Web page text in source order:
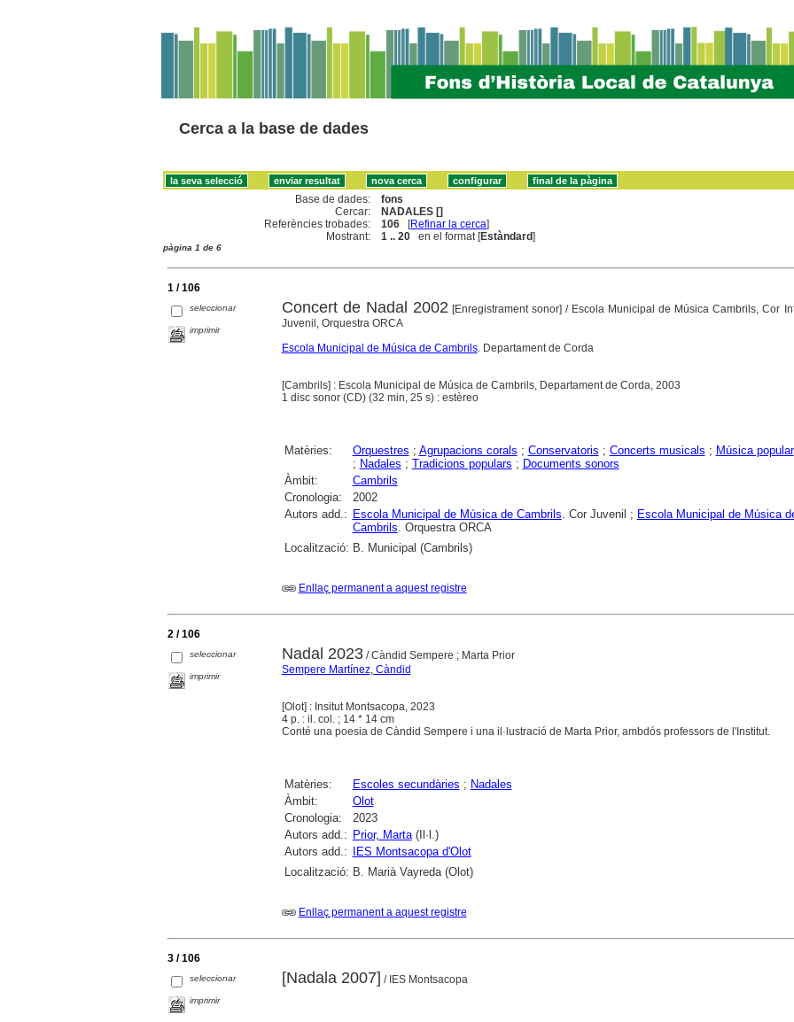
Cerca a la base de dades
Base de dades:
fons
Cercar:
NADALES []
Referències trobades:
106 [Refinar la cerca]
Mostrant:
1 .. 20 en el format [Estàndard]
pàgina 1 de 6
1 / 106
seleccionar
imprimir
Concert de Nadal 2002 [Enregistrament sonor]/ Escola Municipal de Música Cambrils, Cor
Juvenil, Orquestra ORCA
Escola Municipal de Música de Cambrils. Departament de Corda
[Cambrils] : Escola Municipal de Música de Cambrils, Departament de Corda, 2003
1 disc sonor (CD) (32 min, 25 s) : estèreo
Matèries: Orquestres ; Agrupacions corals ; Conservatoris ; Concerts musicals ; Música popular
; Nadales ; Tradicions populars ; Documents sonors
Àmbit:
Cambrils
Cronologia:
2002
Autors add.: Escola Municipal de Música de Cambrils . Cor Juvenil ; Escola Municipal de Música
Cambrils . Orquestra ORCA
Localització: B. Municipal (Cambrils)
Enllaç permanent a aquest registre
2 / 106
seleccionar
imprimir
Nadal 2023/ Càndid Sempere ; Marta Prior
Sempere Martínez, Càndid
[Olot] : Insitut Montsacopa, 2023
4 p. : il. col. ; 14 * 14 cm
Conté una poesia de Càndid Sempere i una il·lustració de Marta Prior, ambdós professors de l'Institut.
Matèries: Escoles secundàries ; Nadales
Àmbit:
Olot
Cronologia:
2023
Autors add.: Prior, Marta(Il·l.)
Autors add.:
IES Montsacopa d'Olot
Localització: B. Marià Vayreda (Olot)
Enllaç permanent a aquest registre
3 / 106
seleccionar
imprimir
[Nadala 2007] / IES Montsacopa